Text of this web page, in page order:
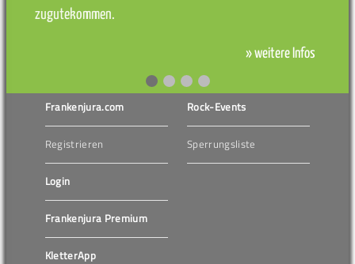
zugutekommen.
» weitere Infos
Frankenjura.com
Registrieren
Login
Frankenjura Premium
KletterApp
Rock-Events
Sperrungsliste